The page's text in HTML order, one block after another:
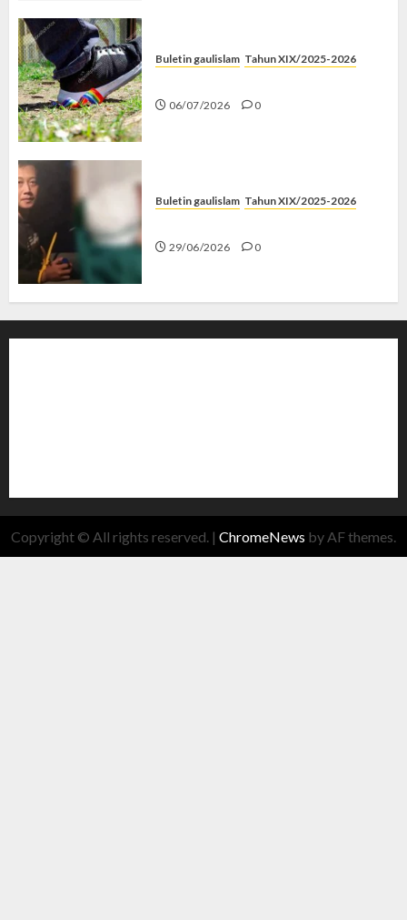
Buletin gaulislam Tahun XIX/2025-2026
06/07/2026 0
Buletin gaulislam Tahun XIX/2025-2026
29/06/2026 0
Copyright © All rights reserved. | ChromeNews by AF themes.